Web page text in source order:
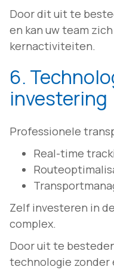
Door dit uit te
en kan uw team
kernactiviteiten.
6.
investering
Professionele
Real-time
Zelf investeren in
complex.
Door uit te
technologie zonder